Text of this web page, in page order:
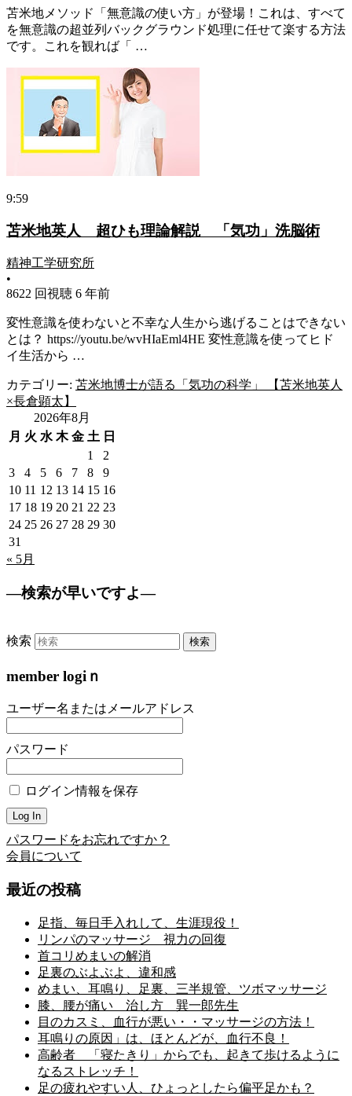
苫米地メソッド「無意識の使い方」が登場！これは、すべて
を無意識の超並列バックグラウンド処理に任せて楽する方法
です。これを観れば「 …
9:59
苫米地英人 超ひも理論解説 「気功」洗脳術
精神工学研究所
•
8622 回視聴 6 年前
変性意識を使わないと不幸な人生から逃げることはできない
とは？ https://youtu.be/wvHIaEml4HE 変性意識を使ってヒド
イ生活から …
カテゴリー: 苫米地博士が語る「気功の科学」 【苫米地英人
×長倉顕太】
2026年8月
月 火 水 木 金 土 日
1
2
3
4 5 6 7 8
9
10 11 12 13 14 15 16
17 18 19 20 21 22 23
24 25 26 27 28 29 30
31
« 5月
—検索が早いですよ—
検索
member logiｎ
ユーザー名またはメールアドレス
パスワード
ログイン情報を保存
パスワードをお忘れですか？
会員について
最近の投稿
足指、毎日手入れして、生涯現役！
リンパのマッサージ 視力の回復
首コリめまいの解消
足裏のぶよぶよ、違和感
めまい、耳鳴り、足裏、三半規管、ツボマッサージ
膝、腰が痛い 治し方 巽一郎先生
目のカスミ、血行が悪い・・マッサージの方法！
耳鳴りの原因」は、ほとんどが、血行不良！
高齢者 「寝たきり」からでも、起きて歩けるように
なるストレッチ！
足の疲れやすい人、ひょっとしたら偏平足かも？